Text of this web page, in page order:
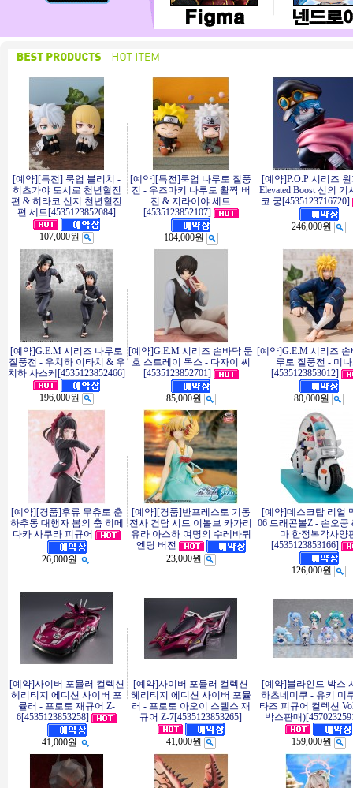
[예약][특전] 룩업 블리치 -
히츠가야 토시로 천년혈전
편 & 히라코 신지 천년혈전
편 세트[4535123852084]
107,000원
[예약][특전]룩업 나루토 질풍
전 - 우즈마키 나루토 활짝 버
전 & 지라이야 세트
[4535123852107]
104,000원
[예약]P.O.P 시리즈
Elevated Boost 신의 기
코 궁[4535123716720]
246,000원
[예약]G.E.M 시리즈 나루토
질풍전 - 우치하 이타치 & 우
치하 사스케[4535123852466]
196,000원
[예약]G.E.M 시리즈 손바닥 문
호 스트레이 독스 - 다자이 씨
[4535123852701]
85,000원
[예약]G.E.M 시리즈 손
루토 질풍전 - 미
[4535123853012]
80,000원
[예약][경품]후류 무츄토 춘
하추동 대행자 봄의 춤 히메
다카 사쿠라 피규어
26,000원
[예약][경품]반프레스토 기동
전사 건담 시드 이볼브 카가리
유라 아스하 여명의 수레바퀴
엔딩 버전
23,000원
[예약]데스크탑 리얼
06 드래곤볼Z - 손오공
마 한정복각사양
[4535123853166]
126,000원
[예약]사이버 포뮬러 컬렉션
헤리티지 에디션 사이버 포
뮬러 - 프로토 재규어 Z-
6[4535123853258]
41,000원
[예약]사이버 포뮬러 컬렉션
헤리티지 에디션 사이버 포뮬
러 - 프로토 아오이 스텔스 재
규어 Z-7[4535123853265]
41,000원
[예약]블라인드 박스
하츠네미쿠 - 유키 미
타즈 피규어 컬렉션
박스판매
159,000원